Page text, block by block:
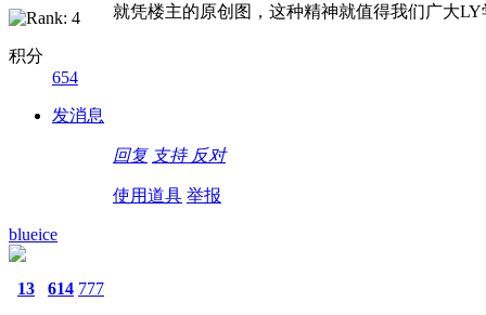
积分
654
发消息
就凭楼主的原创图，这种精神就值得我们广大LY
回复 支持 反对
使用道具 举报
blueice
13 614 777